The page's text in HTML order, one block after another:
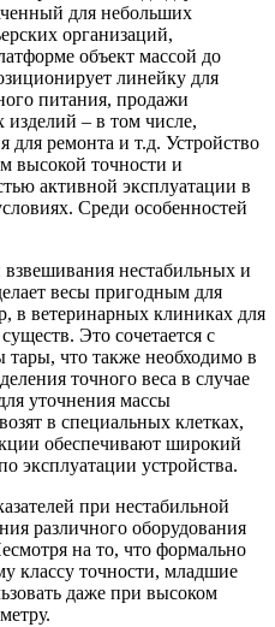
для небольших
организаций,
объект массой до
линейку для
питания, продажи
– в том числе,
для ремонта и т.д. Устройство
высокой точности и
активной эксплуатации в
Среди особенностей
нестабильных и
весы пригодным для
в ветеринарных клиниках для
Это сочетается с
что также необходимо в
точного веса в случае
уточнения массы
в специальных клетках,
обеспечивают широкий
эксплуатации устройства.
при нестабильной
различного оборудования
на то, что формально
классу точности, младшие
даже при высоком